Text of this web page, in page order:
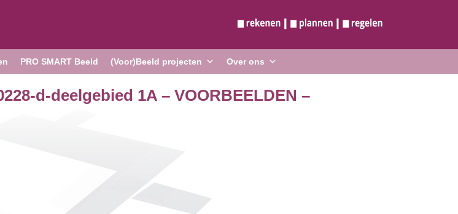
PRO SMART Beeld (Voor)Beeld projecten Over ons
d-deelgebied 1A – VOORBEELDEN –